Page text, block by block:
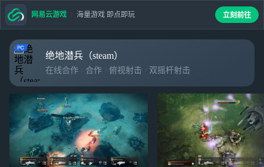
绝地潜兵（steam）
在线合作 合作 俯视射击 双摇杆射击
网易云游戏 海量游戏 即点即玩 立刻前往